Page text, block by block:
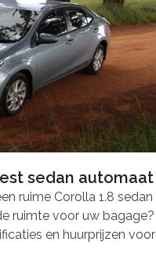
sedan automaat
ruime Corolla 1.8 sedan
ruimte voor uw bagage?
en huurprijzen voor